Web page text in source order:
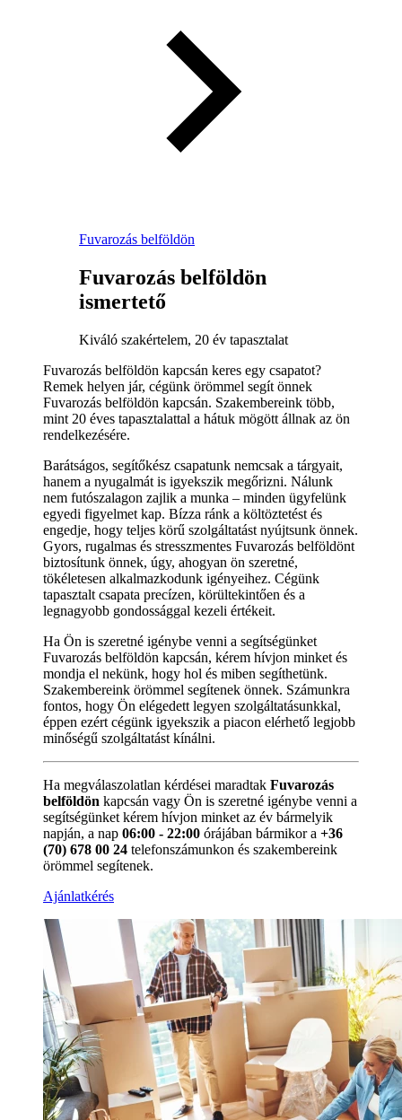
Fuvarozás belföldön
Fuvarozás belföldön
ismertető
Kiváló szakértelem, 20 év tapasztalat
Fuvarozás belföldön kapcsán keres egy csapatot?
Remek helyen jár, cégünk örömmel segít önnek
Fuvarozás belföldön kapcsán. Szakembereink több,
mint 20 éves tapasztalattal a hátuk mögött állnak az ön
rendelkezésére.
Barátságos, segítőkész csapatunk nemcsak a tárgyait,
hanem a nyugalmát is igyekszik megőrizni. Nálunk
nem futószalagon zajlik a munka – minden ügyfelünk
egyedi figyelmet kap. Bízza ránk a költöztetést és
engedje, hogy teljes körű szolgáltatást nyújtsunk önnek.
Gyors, rugalmas és stresszmentes Fuvarozás belföldönt
biztosítunk önnek, úgy, ahogyan ön szeretné,
tökéletesen alkalmazkodunk igényeihez. Cégünk
tapasztalt csapata precízen, körültekintően és a
legnagyobb gondossággal kezeli értékeit.
Ha Ön is szeretné igénybe venni a segítségünket
Fuvarozás belföldön kapcsán, kérem hívjon minket és
mondja el nekünk, hogy hol és miben segíthetünk.
Szakembereink örömmel segítenek önnek. Számunkra
fontos, hogy Ön elégedett legyen szolgáltatásunkkal,
éppen ezért cégünk igyekszik a piacon elérhető legjobb
minőségű szolgáltatást kínálni.
Ha megválaszolatlan kérdései maradtak Fuvarozás
belföldön kapcsán vagy Ön is szeretné igénybe venni a
segítségünket kérem hívjon minket az év bármelyik
napján, a nap 06:00 - 22:00 órájában bármikor a +36
(70) 678 00 24 telefonszámunkon és szakembereink
örömmel segítenek.
Ajánlatkérés